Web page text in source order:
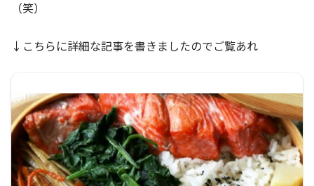
（笑）
↓こちらに詳細な記事を書きましたのでご覧あれ